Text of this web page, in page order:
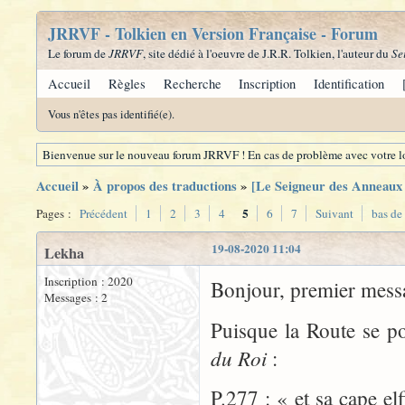
JRRVF - Tolkien en Version Française - Forum
Le forum deJRRVF, site dédié à l'oeuvre de J.R.R. Tolkien, l'auteur du
Accueil Règles Recherche Inscription Identification
Vous n'êtes pas identifié(e).
Bienvenue sur le nouveau forum JRRVF ! En cas de problème avec
Accueil» À propos des traductions» [Le Seigneur des
Pages : Précédent 1 2 3 4 5 6 7 Suivant bas
19-08-2020 11:04
Lekha
Inscription : 2020
Messages : 2
Bonjour, premier
Puisque la Route se
du Roi:
P.277 : « et sa cape